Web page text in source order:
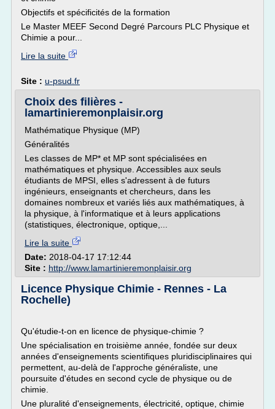
Objectifs et spécificités de la formation
Le Master MEEF Second Degré Parcours PLC Physique et
Chimie a pour...
Lire la suite
Site : u-psud.fr
Choix des filières -
lamartinieremonplaisir.org
Mathématique Physique (MP)
Généralités
Les classes de MP* et MP sont spécialisées en
mathématiques et physique. Accessibles aux seuls
étudiants de MPSI, elles s'adressent à de futurs
ingénieurs, enseignants et chercheurs, dans les
domaines nombreux et variés liés aux mathématiques, à
la physique, à l'informatique et à leurs applications
(statistiques, électronique, optique,...
Lire la suite
Date: 2018-04-17 17:12:44
Site : http://www.lamartinieremonplaisir.org
Licence Physique Chimie - Rennes - La
Rochelle)
Qu'étudie-t-on en licence de physique-chimie ?
Une spécialisation en troisième année, fondée sur deux
années d'enseignements scientifiques pluridisciplinaires qui
permettent, au-delà de l'approche généraliste, une
poursuite d'études en second cycle de physique ou de
chimie.
Une pluralité d'enseignements, électricité, optique, chimie